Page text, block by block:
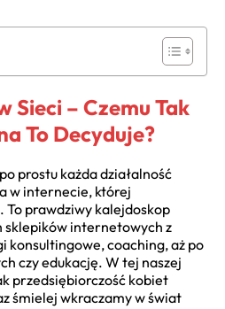
Sieci – Czemu Tak
To Decyduje?
prostu każda działalność
w internecie, której
To prawdziwy kalejdoskop
sklepików internetowych z
konsultingowe, coaching, aż po
czy edukację. W tej naszej
przedsiębiorczość kobiet
śmielej wkraczamy w świat